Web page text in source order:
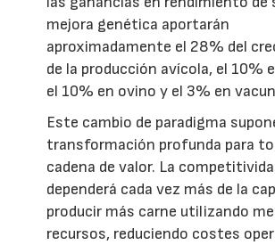
mejora genética aportarán
aproximadamente el 28% del
de la producción avícola, el 10%
el 10% en ovino y el 3% en
Este cambio de paradigma
transformación profunda para
cadena de valor. La
dependerá cada vez más de la
producir más carne utilizando
recursos, reduciendo costes